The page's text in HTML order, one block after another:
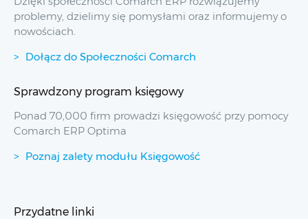
problemy, dzielimy się pomysłami oraz informujemy o
nowościach.
Dołącz do Społeczności Comarch
Sprawdzony program księgowy
Ponad 70,000 firm prowadzi księgowość przy pomocy
Comarch ERP Optima
Poznaj zalety modułu Księgowość
Przydatne linki